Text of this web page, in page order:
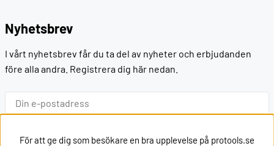
Nyhetsbrev
I vårt nyhetsbrev får du ta del av nyheter och erbjudanden
före alla andra. Registrera dig här nedan.
Ok
För att ge dig som besökare en bra upplevelse på protools.se